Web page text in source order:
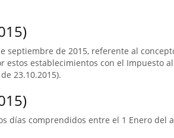
septiembre de 2015, referente al
establecimientos con el Impuesto
23.10.2015).
días comprendidos entre el 1 Enero del